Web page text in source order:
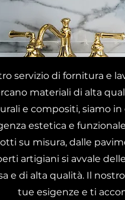
servizio di fornitura e
materiali di alta
e compositi, siamo
estetica e
su misura, dalle
artigiani si avvale
e di alta qualità. Il
tue esigenze e ti